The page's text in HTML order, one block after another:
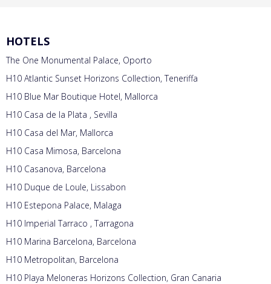
HOTELS
The One Monumental Palace, Oporto
H10 Atlantic Sunset Horizons Collection, Teneriffa
H10 Blue Mar Boutique Hotel, Mallorca
H10 Casa de la Plata , Sevilla
H10 Casa del Mar, Mallorca
H10 Casa Mimosa, Barcelona
H10 Casanova, Barcelona
H10 Duque de Loule, Lissabon
H10 Estepona Palace, Malaga
H10 Imperial Tarraco , Tarragona
H10 Marina Barcelona, Barcelona
H10 Metropolitan, Barcelona
H10 Playa Meloneras Horizons Collection, Gran Canaria